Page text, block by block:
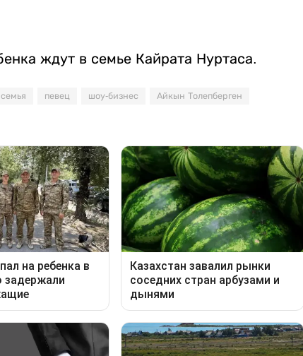
ждут в семье Кайрата Нуртаса.
певец шоу-бизнес Айкын Толепберген